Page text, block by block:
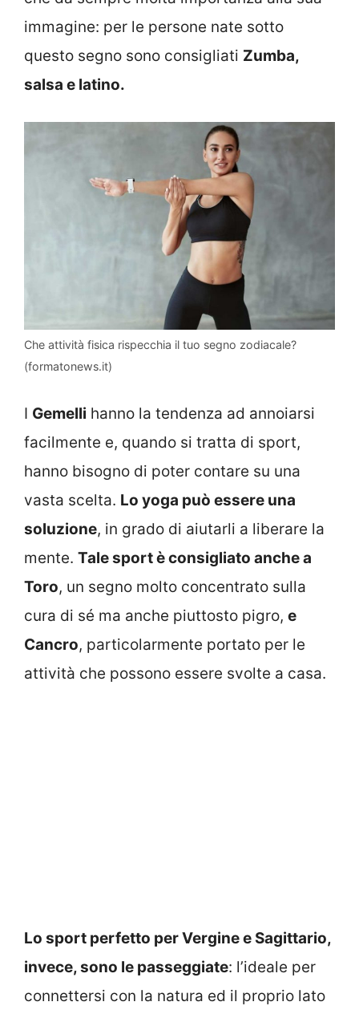
immagine: per le persone nate sotto
questo segno sono consigliati Zumba,
salsa e latino.
Che attività fisica rispecchia il tuo segno zodiacale?
(formatonews.it)
I Gemelli hanno la tendenza ad annoiarsi
facilmente e, quando si tratta di sport,
hanno bisogno di poter contare su una
vasta scelta. Lo yoga può essere una
soluzione, in grado di aiutarli a liberare la
mente. Tale sport è consigliato anche a
Toro, un segno molto concentrato sulla
cura di sé ma anche piuttosto pigro, e
Cancro, particolarmente portato per le
attività che possono essere svolte a casa.
Lo sport perfetto per Vergine e Sagittario,
invece, sono le passeggiate: l’ideale per
connettersi con la natura ed il proprio lato